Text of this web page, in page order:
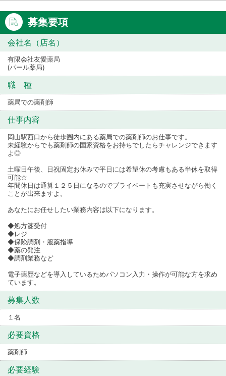
募集要項
会社名（店名）
有限会社友愛薬局
(パール薬局)
職 種
薬局での薬剤師
仕事内容
岡山駅西口から徒歩圏内にある薬局での薬剤師のお仕事です。
未経験からでも薬剤師の国家資格をお持ちでしたらチャレンジできます
よ◎
土曜日午後、日祝固定お休みで平日には希望休の考慮もある半休を取得
可能☆
年間休日は通算１２５日になるのでプライベートも充実させながら働く
ことが出来ますよ。
あなたにお任せしたい業務内容は以下になります。
◆処方箋受付
◆レジ
◆保険調剤・服薬指導
◆薬の発注
◆調剤業務など
電子薬歴などを導入しているためパソコン入力・操作が可能な方を求め
ています。
募集人数
１名
必要資格
薬剤師
必要経験